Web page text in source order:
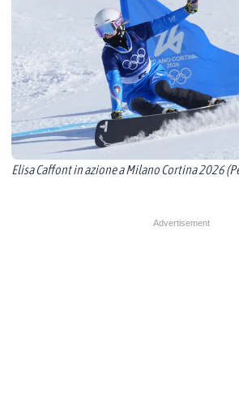
Elisa Caffont in azione a Milano Cortina 2026